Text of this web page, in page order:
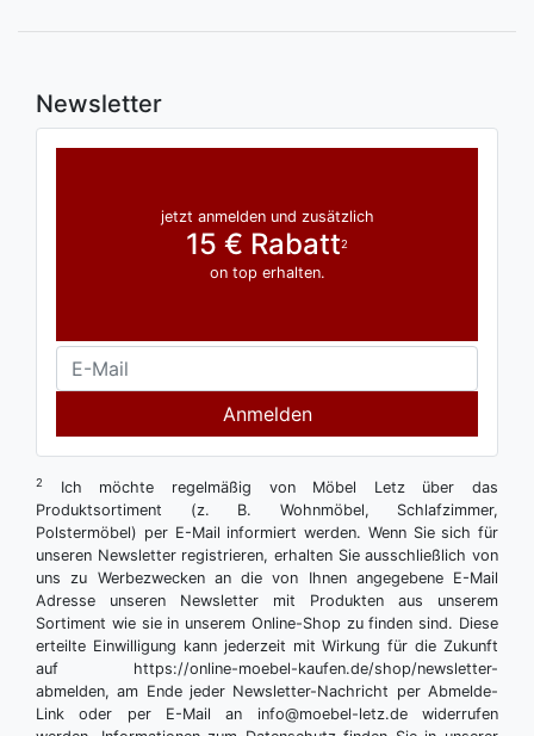
Newsletter
jetzt anmelden und zusätzlich
15 € Rabatt2
on top erhalten.
Anmelden
2
Ich möchte regelmäßig von Möbel Letz über das
Produktsortiment (z. B. Wohnmöbel, Schlafzimmer,
Polstermöbel) per E-Mail informiert werden. Wenn Sie sich für
unseren Newsletter registrieren, erhalten Sie ausschließlich von
uns zu Werbezwecken an die von Ihnen angegebene E-Mail
Adresse unseren Newsletter mit Produkten aus unserem
Sortiment wie sie in unserem Online-Shop zu finden sind. Diese
erteilte Einwilligung kann jederzeit mit Wirkung für die Zukunft
auf https://online-moebel-kaufen.de/shop/newsletter-
abmelden, am Ende jeder Newsletter-Nachricht per Abmelde-
Link oder per E-Mail an info@moebel-letz.de widerrufen